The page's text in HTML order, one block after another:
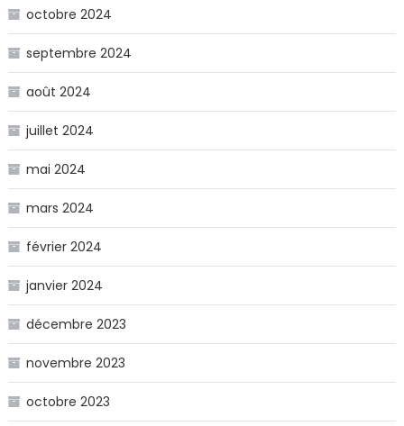
octobre 2024
septembre 2024
août 2024
juillet 2024
mai 2024
mars 2024
février 2024
janvier 2024
décembre 2023
novembre 2023
octobre 2023